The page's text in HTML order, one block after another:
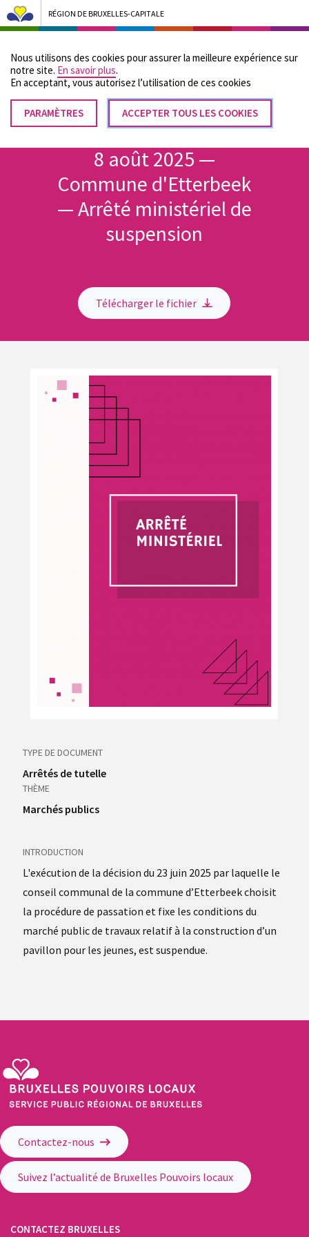
Nous utilisons des cookies pour assurer la meilleure expérience sur
notre site. En savoir plus.
En acceptant, vous autorisez lʼutilisation de ces cookies
PARAMÈTRES ACCEPTER TOUS LES COOKIES
RETIRER
LE
RÉGION DE BRUXELLES-CAPITALE
Bruxelles Pouvoirs Locaux - Aller à la page d'accueil
Menu
Fil
d'Ariane
Accueil
8 août 2025 —
Commune d'Etterbeek
— Arrêté ministériel de
suspension
Télécharger le fichier
TYPE DE DOCUMENT
Arrêtés de tutelle
THÈME
Marchés publics
INTRODUCTION
L'exécution de la décision du 23 juin 2025 par laquelle le
conseil communal de la commune d’Etterbeek choisit
la procédure de passation et fixe les conditions du
marché public de travaux relatif à la construction d’un
pavillon pour les jeunes, est suspendue.
Contactez-nous
Suivez l’actualité de Bruxelles Pouvoirs locaux
CONTACTEZ BRUXELLES